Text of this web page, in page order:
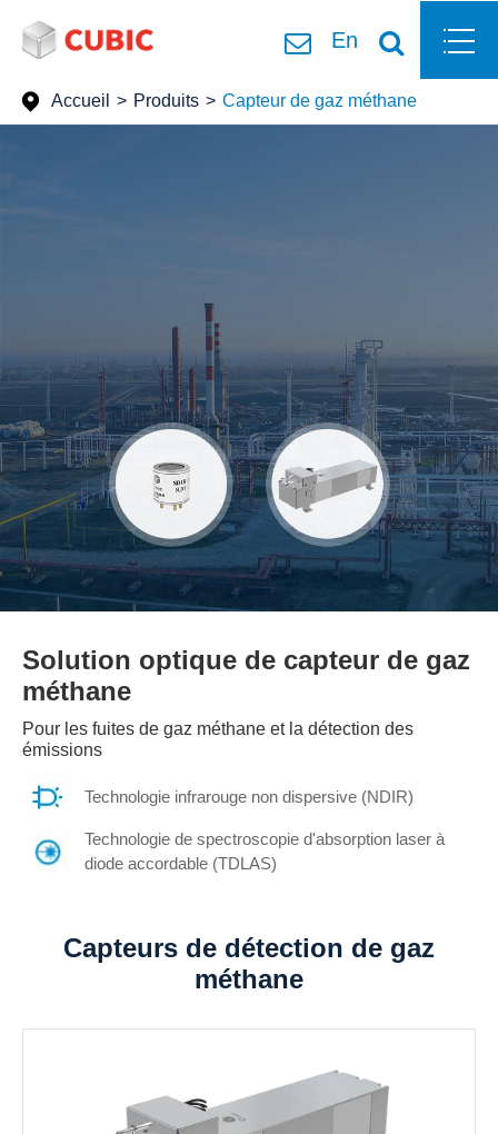
En
Solution optique de capteur de gaz
méthane
Pour les fuites de gaz méthane et la détection des
émissions
Technologie infrarouge non dispersive (NDIR)
Technologie de spectroscopie d'absorption laser à
diode accordable (TDLAS)
Accueil Produits Capteur de gaz méthane
Capteurs de détection de gaz
méthane